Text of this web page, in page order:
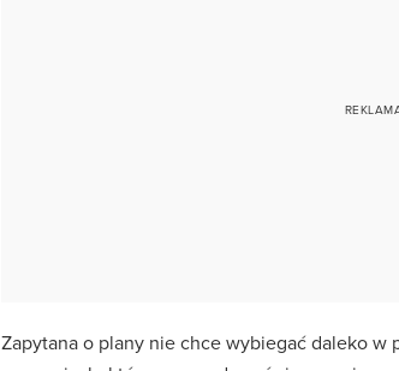
Zapytana o plany nie chce wybiegać daleko w